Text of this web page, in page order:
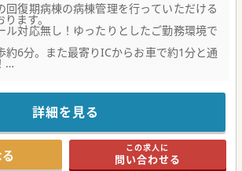
復期病棟の病棟管理を行っていただける
ります。
対応無し！ゆったりとしたご勤務環境で
6分。また最寄りICからお車で約1分と通
にて、診療体制の充実化を目的とした常勤
ております。
無の相談が可能ですのでメリハリのある安
が特徴的です。
らも5分程度と交通アクセスも良好ですの
たら是非ともお問合せくださいませ。
詳細を見る
この求人に
問い合わせる